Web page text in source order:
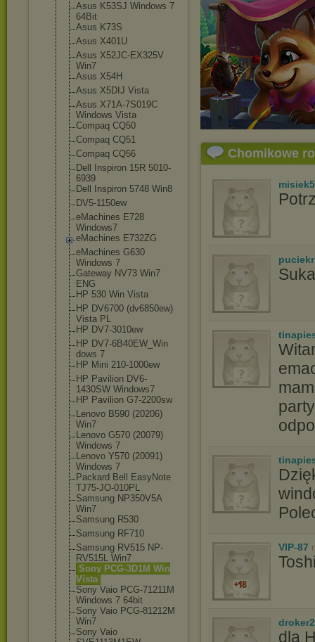
Asus K53SJ Windows 7
64Bit
Asus K73S
Asus X401U
Asus X52JC-EX325V
Win7
Asus X54H
Asus X5DIJ Vista
Asus X71A-7S019C
Windows Vista
Compaq CQ50
Compaq CQ51
Compaq CQ56
Dell Inspiron 15R 5010-
6939
Dell Inspiron 5748 Win8
DV5-1150ew
eMachines E728
Windows7
eMachines E732ZG
eMachines G630
Windows 7
Gateway NV73 Win7
ENG
HP 530 Win Vista
HP DV6700 (dv6850ew)
Vista PL
HP DV7-3010ew
HP DV7-6B40EW_Win
dows 7
HP Mini 210-1000ew
HP Pavilion DV6-
1430SW Windows7
HP Pavilion G7-2200sw
Lenovo B590 (20206)
Win7
Lenovo G570 (20079)
Windows 7
Lenovo Y570 (20091)
Windows 7
Packard Bell EasyNote
TJ75-JO-010PL
Samsung NP350V5A
Win7
Samsung R530
Samsung RF710
Samsung RV515 NP-
RV515L Win7
Sony PCG-3D1M Win
Vista
Sony Vaio PCG-71211M
Windows 7 64bit
Sony Vaio PCG-81212M
Win7
Sony Vaio
Chomikowe
puciekr
VIP-87
droker2
dla